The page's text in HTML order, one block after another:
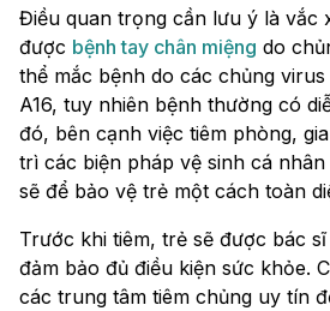
Điều quan trọng cần lưu ý là vắc
được bệnh tay chân miệng do
thể mắc bệnh do các chủng
A16, tuy nhiên bệnh thường có
đó, bên cạnh việc tiêm phòng,
trì các biện pháp vệ sinh cá
sẽ để bảo vệ trẻ một cách toàn
Trước khi tiêm, trẻ sẽ được bác
đảm bảo đủ điều kiện sức khỏe.
các trung tâm tiêm chủng uy tín